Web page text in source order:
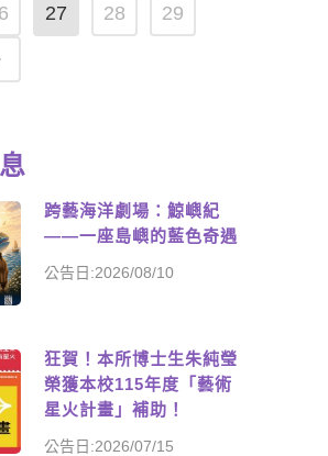
27 28 29
跨藝海洋劇場：鯨嶼紀
——一座島嶼的藍色奇遇
公告日:2026/08/10
狂賀！本所博士生朱純瑩
榮獲本校115年度「藝術
星火計畫」補助！
公告日:2026/07/15